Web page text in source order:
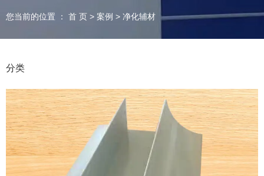
全国服务热线：
131-5323-9000
您当前的位置 ： 首 页 > 案例 > 净化辅材
分类